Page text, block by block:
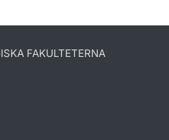
FAKULTETERNA